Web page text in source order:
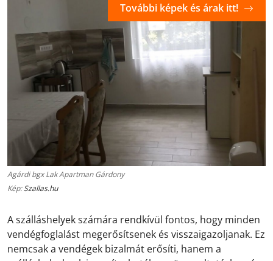
Agárdi bgx Lak Apartman Gárdony
Kép:Szallas.hu
További képek és árak itt!
A szálláshelyek számára rendkívül fontos, hogy minden
vendégfoglalást megerősítsenek és visszaigazoljanak. Ez
nemcsak a vendégek bizalmát erősíti, hanem a